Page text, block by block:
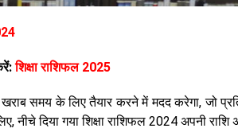
शिक्षा राशिफल 2025
समय के लिए तैयार करने में मदद करेगा, जो
नीचे दिया गया शिक्षा राशिफल 2024 अपनी